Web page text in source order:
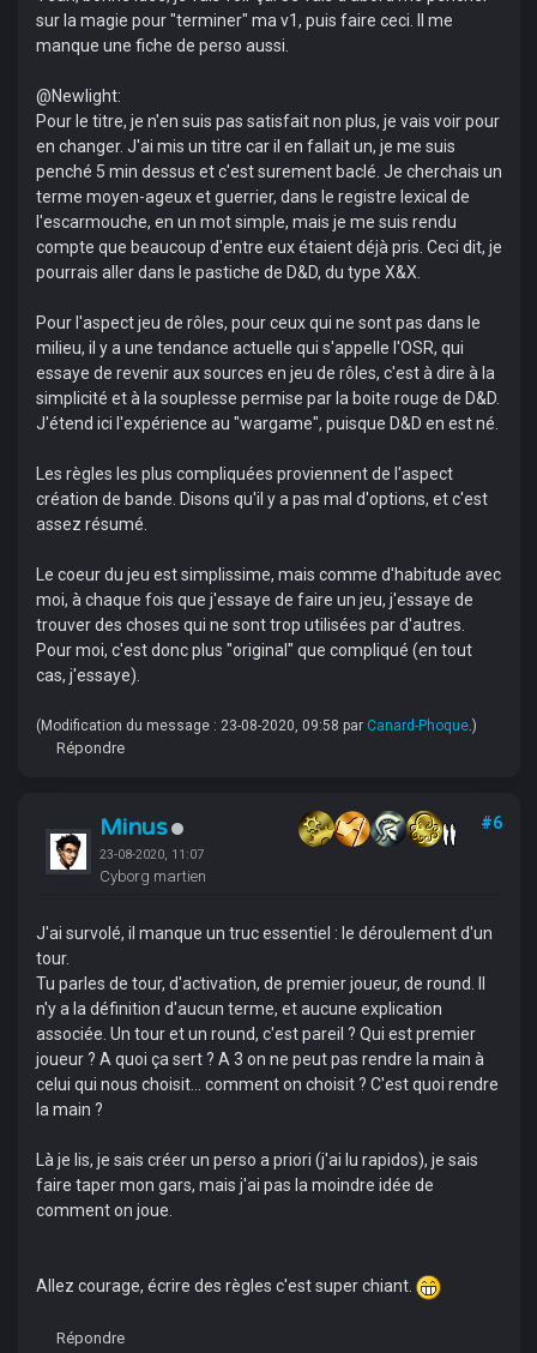
sur la magie pour "terminer" ma v1, puis faire ceci. Il me
manque une fiche de perso aussi.
@Newlight:
Pour le titre, je n'en suis pas satisfait non plus, je vais voir pour
en changer. J'ai mis un titre car il en fallait un, je me suis
penché 5 min dessus et c'est surement baclé. Je cherchais un
terme moyen-ageux et guerrier, dans le registre lexical de
l'escarmouche, en un mot simple, mais je me suis rendu
compte que beaucoup d'entre eux étaient déjà pris. Ceci dit, je
pourrais aller dans le pastiche de D&D, du type X&X.
Pour l'aspect jeu de rôles, pour ceux qui ne sont pas dans le
milieu, il y a une tendance actuelle qui s'appelle l'OSR, qui
essaye de revenir aux sources en jeu de rôles, c'est à dire à la
simplicité et à la souplesse permise par la boite rouge de D&D.
J'étend ici l'expérience au "wargame", puisque D&D en est né.
Les règles les plus compliquées proviennent de l'aspect
création de bande. Disons qu'il y a pas mal d'options, et c'est
assez résumé.
Le coeur du jeu est simplissime, mais comme d'habitude avec
moi, à chaque fois que j'essaye de faire un jeu, j'essaye de
trouver des choses qui ne sont trop utilisées par d'autres.
Pour moi, c'est donc plus "original" que compliqué (en tout
cas, j'essaye).
(Modification du message : 23-08-2020, 09:58 par Canard-Phoque.)
Répondre
Minus
23-08-2020, 11:07
Cyborg martien
#6
J'ai survolé, il manque un truc essentiel : le déroulement d'un
tour.
Tu parles de tour, d'activation, de premier joueur, de round. Il
n'y a la définition d'aucun terme, et aucune explication
associée. Un tour et un round, c'est pareil ? Qui est premier
joueur ? A quoi ça sert ? A 3 on ne peut pas rendre la main à
celui qui nous choisit... comment on choisit ? C'est quoi rendre
la main ?
Là je lis, je sais créer un perso a priori (j'ai lu rapidos), je sais
faire taper mon gars, mais j'ai pas la moindre idée de
comment on joue.
Allez courage, écrire des règles c'est super chiant.
Répondre